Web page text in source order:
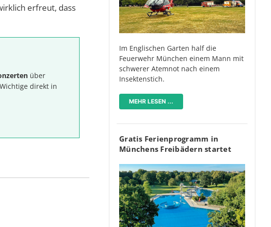
erfreut, dass
über
direkt in
Im Englischen Garten half die
Feuerwehr München einem Mann mit
schwerer Atemnot nach einem
Insektenstich.
MEHR LESEN ...
Gratis Ferienprogramm in
Münchens Freibädern startet